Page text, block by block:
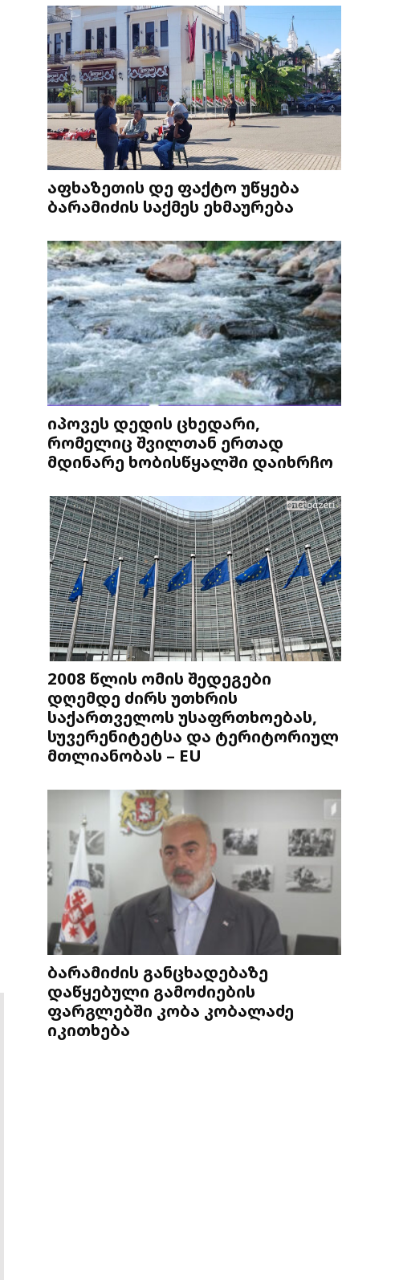
აფხაზეთის დე ფაქტო უწყება
ბარამიძის საქმეს ეხმაურება
იპოვეს დედის ცხედარი,
რომელიც შვილთან ერთად
მდინარე ხობისწყალში დაიხრჩო
2008 წლის ომის შედეგები
დღემდე ძირს უთხრის
საქართველოს უსაფრთხოებას,
სუვერენიტეტსა და ტერიტორიულ
მთლიანობას – EU
ბარამიძის განცხადებაზე
დაწყებული გამოძიების
ფარგლებში კობა კობალაძე
იკითხება